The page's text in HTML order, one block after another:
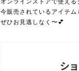
今販売されているアイテ
ぜひお見逃しなく〜💕